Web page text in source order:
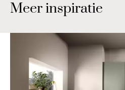
Meer inspiratie